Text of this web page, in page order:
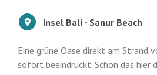
Insel Bali - Sanur Beach
Eine grüne Oase direkt am Strand
sofort beeindruckt. Schön das hier